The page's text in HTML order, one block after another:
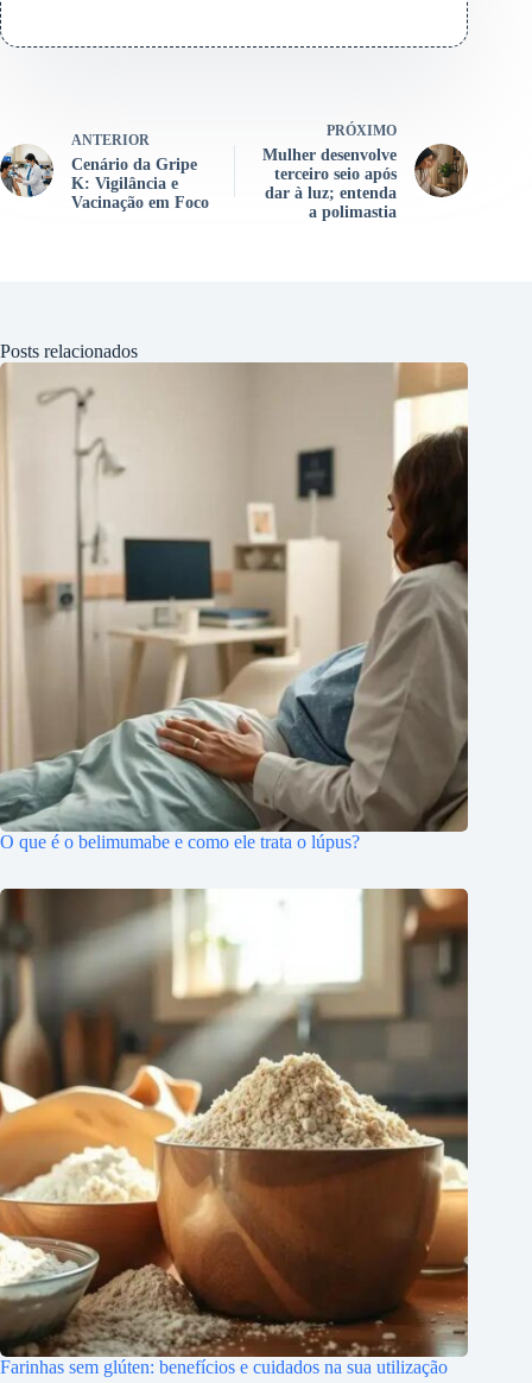
ANTERIOR
Cenário da Gripe
K: Vigilância e
Vacinação em Foco
PRÓXIMO
Mulher desenvolve
terceiro seio após
dar à luz; entenda
a polimastia
Posts relacionados
O que é o belimumabe e como ele trata o lúpus?
Farinhas sem glúten: benefícios e cuidados na sua utilização